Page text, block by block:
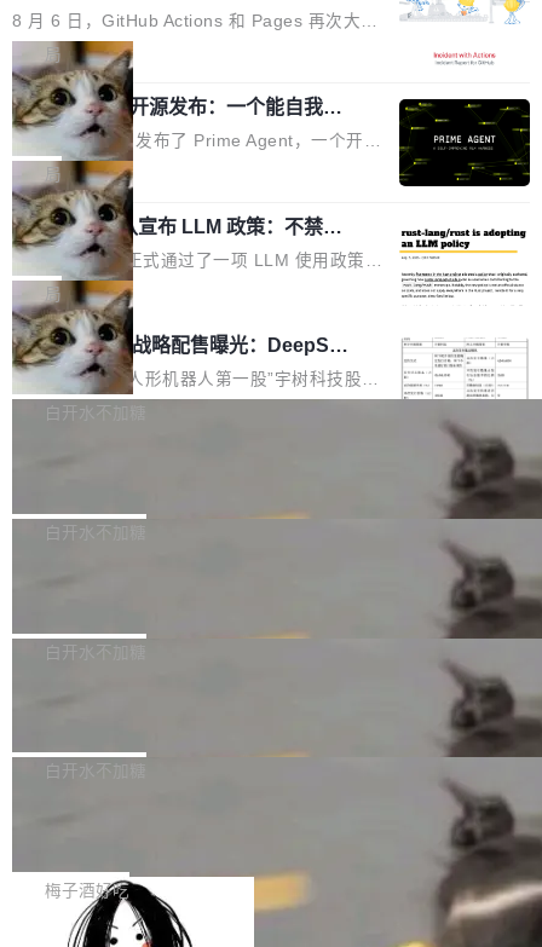
026 的读者：「看了篇 ...
认为最重要的一个——复杂度恰到好处，刚好能
驱动你去学 CuTe，但还没被那些"邪恶的" Hopp
er++ 优化所淹没，足够容易修改和适配。 更关
键的是 FA2 的持久性...
型智能设备的开发、连接与互联提供关键支撑，
也为产业链企业探索产品创新与商业增长打开新
的空间。 8月14日，开源鸿蒙智能硬件开发者日
（OHDD：OpenHarmony Hardware Develope
r Day）将在杭州启航。活动面向智能硬件产业
链企业和开发者，邀请行业专家与资深技术顾
问，围绕开源鸿蒙技术能力、设备适配、芯片适
配、功耗与稳定性调优、兼容性测评及统一互联
等内容展开系统讲解和实战交流，帮助企业进一
步了解开源鸿蒙在智能...
8 月 6 日，GitHub Actions 和 Pages 再次大规
模服务降级，Actions 完全不可用超过 5 小时，
webhook 停发，连自托管 runner 也因调度层故
障无法工作。Pages、Copilot code review、C
opilot coding agent 全部受影响。从检测到完全
恢复，大约 12 小时。 这是 2026 年 8 月的第六
起事故，其中四起与 AI/Copilot 服务相关。 Git
Hub 员工 kdaigle 在 HN 讨论中贴出了一组数
据：2025 年全年 10 亿次 commit。现在，每周
2.75 亿次，全年预计 140 亿次。GitHub...
局
Prime Agent 开源发布：一个能自我改
进的编程 Agent，ARC-AGI 3 超越人类
专家基线
Prime Intellect 发布了 Prime Agent，一个开源
的编程 Agent Harness，核心设计围绕两个抽
象：Recursive Language Model（RLM）和 C
ontinual Harness。在 ARC-AGI 3 基准测试
上，Prime Agent + Opus 5 的组合达到了 95.
5% RHAE Best@1，超过了 ARC 报告的人类专
家基线 95.4%。 不是又一个 coding agent 包装
器 Prime Agent 的架构和市面上大多数 coding
agent 有本质区别。大多数 agent harness 的设
计是基于早期模型的能力—...
局
Rust 项目团队宣布 LLM 政策：不禁
止，但你要承认哪些代码不是你写的
Rust 语言项目正式通过了一项 LLM 使用政策，
覆盖 rust-lang/rust 单一仓库的代码贡献。这不
是项目级别的官方立场，目前由五个团队采纳，
但它可能是主流开源项目中关于 AI 辅助贡献最
细致的一份规则。 政策的核心只有一句话：LLM
可以用来分析、提炼、审阅、建议，但不能用来
不得生成涉及安全性的关键变更，除非作者本身
局
宇树科技 IPO 战略配售曝光：DeepSe
ek 获配 93.3 万股，锁定 36 个月
8月6日晚间，“人形机器人第一股”宇树科技股份
有限公司披露IPO发行价格及战略配售结果，杭
36个月。 公告显示，本次宇树科技战略配售对
员工参与设立的专项资产管理计划。其中，Dee
获配9...
白开水不加糖
Bug fixes and enhancements 修复多次传递同
一个回归问题，该问题导致拉取镜像时会拒绝包
题，该问题可能导致在旧版 Linux 内核...
白开水不加糖
e 孵化器项目管理委员会（IPMC）投票中获得
P）！这一里程碑不仅标志着 Fluss 迈入新的发
白开水不加糖
长期停止内容更新，未能实现其作为“AI版维基百
提交的编辑请求也长期处于待处理状态。 Groki
pedia 于去年底上线，定位为由人工智能生成内
容的百科平台，被马斯克视为传统众包百科网站
白开水不加糖
是这样的：配 MessageSource 的 Bean、写 R
eloadableResourceBundleMessageSource、
梅子酒好吃